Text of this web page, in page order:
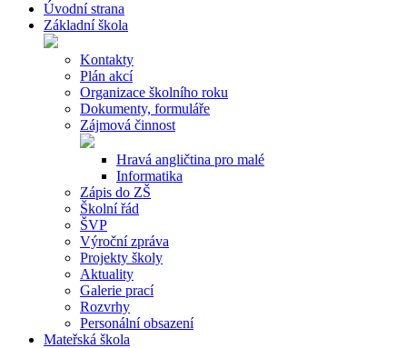
Úvodní strana
Základní škola
Kontakty
Plán akcí
Organizace školního roku
Dokumenty, formuláře
Zájmová činnost
Hravá angličtina pro malé
Informatika
Zápis do ZŠ
Školní řád
ŠVP
Výroční zpráva
Projekty školy
Aktuality
Galerie prací
Rozvrhy
Personální obsazení
Mateřská škola